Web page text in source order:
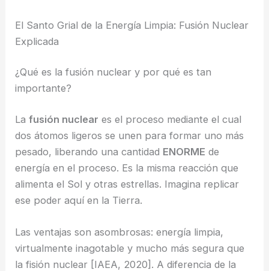
El Santo Grial de la Energía Limpia: Fusión Nuclear
Explicada
¿Qué es la fusión nuclear y por qué es tan
importante?
Lafusión nuclear es el proceso mediante el cual
dos átomos ligeros se unen para formar uno más
pesado, liberando una cantidad ENORME de
energía en el proceso. Es la misma reacción que
alimenta el Sol y otras estrellas. Imagina replicar
ese poder aquí en la Tierra.
Las ventajas son asombrosas: energía limpia,
virtualmente inagotable y mucho más segura que
la fisión nuclear [IAEA, 2020]. A diferencia de la